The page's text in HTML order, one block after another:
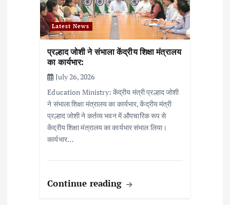
Latest News
प्रल्हाद जोशी ने संभाला केंद्रीय शिक्षा मंत्रालय
का कार्यभार:
July 26, 2026
Education Ministry: केंद्रीय मंत्री प्रल्हाद जोशी
ने संभाला शिक्षा मंत्रालय का कार्यभार, केंद्रीय मंत्री
प्रल्हाद जोशी ने कर्तव्य भवन में औपचारिक रूप से
केंद्रीय शिक्षा मंत्रालय का कार्यभार संभाल लिया।
कार्यभार…
Continue reading